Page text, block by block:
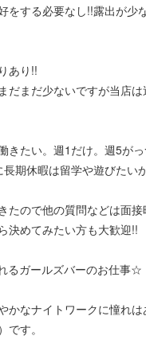
をする必要なし!!露出が少
あり!!
だまだ少ないですが当店
きたい。週1だけ。週5が
期休暇は留学や遊びた
たので他の質問などは面
決めてみたい方も大歓迎!!
るガールズバーのお仕事☆
かなナイトワークに憧
す。